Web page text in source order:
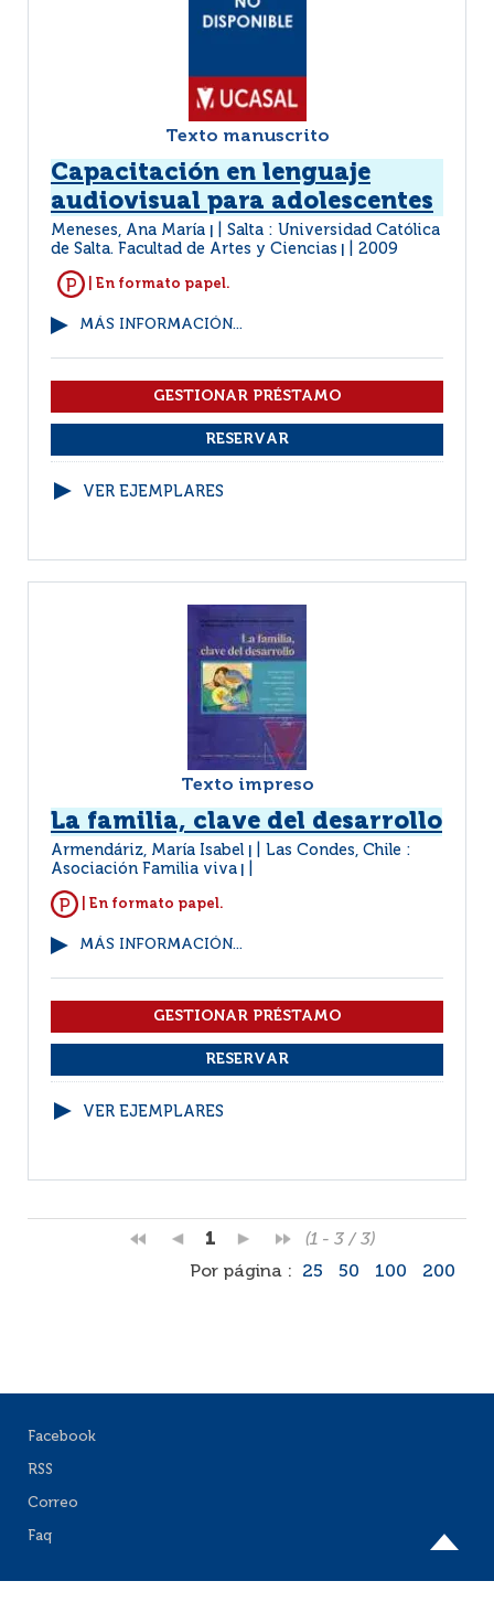
Texto manuscrito
Capacitación en lenguaje
audiovisual para adolescentes
Meneses, Ana María
Salta : Universidad Católica
de Salta. Facultad de Artes y Ciencias
2009
| En formato papel.
MÁS INFORMACIÓN...
VER EJEMPLARES
Texto impreso
La familia, clave del desarrollo
Armendáriz, María Isabel
Las Condes, Chile :
Asociación Familia viva
| En formato papel.
MÁS INFORMACIÓN...
VER EJEMPLARES
1
(1 - 3 / 3)
Por página :
25 50 100 200
Facebook
RSS
Correo
Faq